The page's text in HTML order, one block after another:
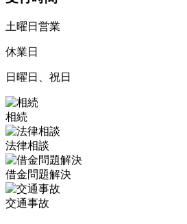
土曜日営業
休業日
日曜日、祝日
相続
法律相談
借金問題解決
交通事故